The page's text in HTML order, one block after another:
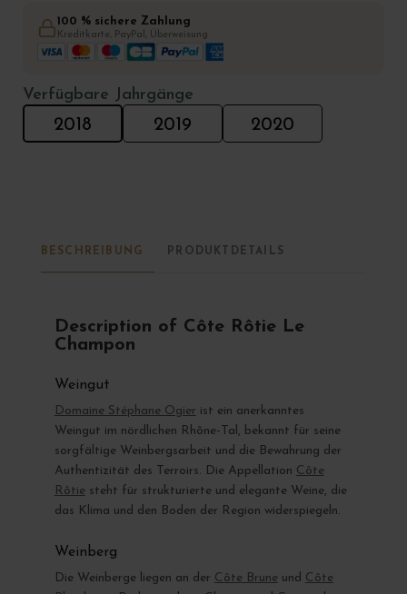
100 % sichere Zahlung
Kreditkarte, PayPal, Überweisung
Verfügbare Jahrgänge
2018 2019 2020
BESCHREIBUNG PRODUKTDETAILS
Description of Côte Rôtie Le
Champon
Weingut
Domaine Stéphane Ogier ist ein anerkanntes
Weingut im nördlichen Rhône-Tal, bekannt für seine
sorgfältige Weinbergsarbeit und die Bewahrung der
Authentizität des Terroirs. Die Appellation Côte
Rôtie steht für strukturierte und elegante Weine, die
das Klima und den Boden der Region widerspiegeln.
Weinberg
Die Weinberge liegen an der Côte Brune und Côte